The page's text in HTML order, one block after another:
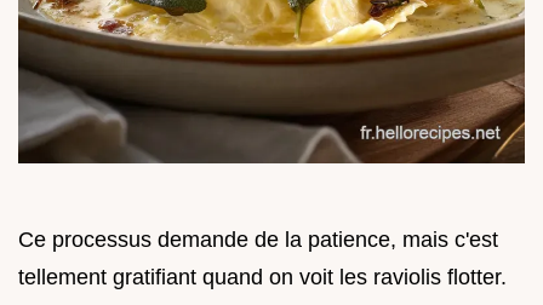
Ce processus demande de la patience, mais c'est
tellement gratifiant quand on voit les raviolis flotter.